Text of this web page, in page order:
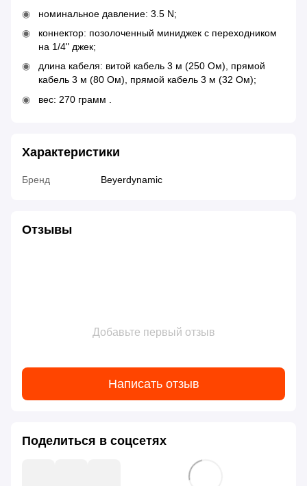
номинальное давление: 3.5 N;
коннектор: позолоченный миниджек с переходником
на 1/4" джек;
длина кабеля: витой кабель 3 м (250 Ом), прямой
кабель 3 м (80 Ом), прямой кабель 3 м (32 Ом);
вес: 270 грамм .
Характеристики
Бренд Beyerdynamic
Отзывы
Добавьте первый отзыв
Написать отзыв
Поделиться в соцсетях